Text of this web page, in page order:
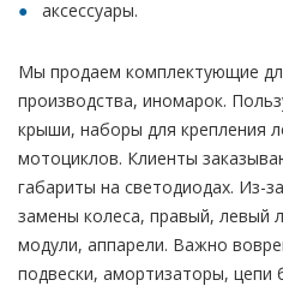
аксессуары.
Мы продаем комплектующие
производства, иномарок.
крыши, наборы для крепления
мотоциклов. Клиенты
габариты на светодиодах. Из-
замены колеса, правый, левый
модули, аппарели. Важно
подвески, амортизаторы, цепи